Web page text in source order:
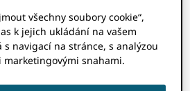
XNUMX lb
vyrůstající na
váhu XNUMX
tuny, větší než
slon. Je to druh růstu
všechny soubory cookie“,
k jejich ukládání na vašem
s navigací na stránce, s analýzou
snahami.